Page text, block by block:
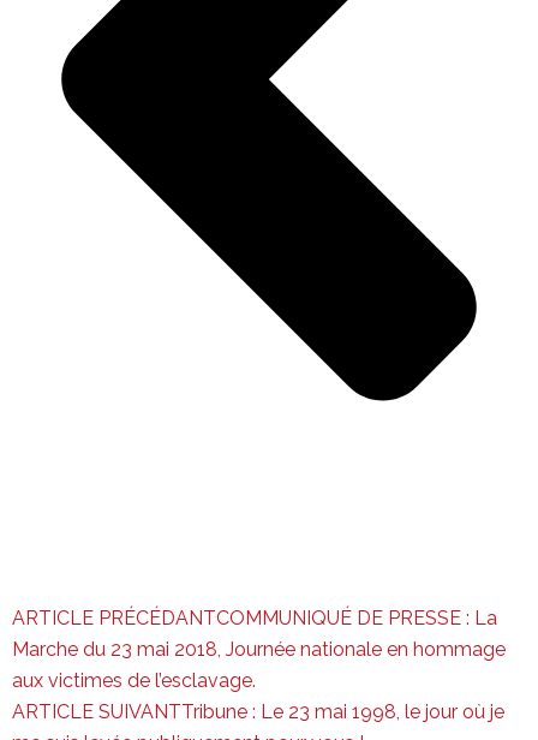
ARTICLE PRÉCÉDANTCOMMUNIQUÉ DE PRESSE : La
Marche du 23 mai 2018, Journée nationale en hommage
aux victimes de l’esclavage.
ARTICLE SUIVANTTribune : Le 23 mai 1998, le jour où je